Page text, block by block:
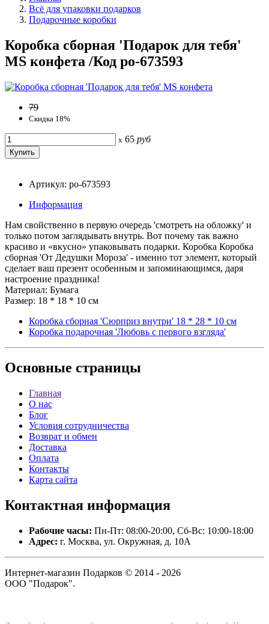
Всё для упаковки подарков
Подарочные коробки
Коробка сборная 'Подарок для тебя'
MS конфета /Код po-673593
79
Скидка 18%
x 65 руб
Артикул: po-673593
Информация
Нам свойственно в первую очередь 'смотреть на обложку' и
только потом заглядывать внутрь. Вот почему так важно
красиво и «вкусно» упаковывать подарки. Коробка Коробка
сборная 'От Дедушки Мороза' - именно тот элемент, который
сделает ваш презент особенным и запоминающимся, даря
настроение праздника!
Материал: Бумага
Размер: 18 * 18 * 10 см
Коробка сборная 'Сюрприз внутри' 18 * 28 * 10 см
Коробка подарочная 'Любовь с первого взгляда'
Основные страницы
Главная
О нас
Блог
Условия сотрудничества
Возврат и обмен
Доставка
Оплата
Контакты
Карта сайта
Контактная информация
Рабочие часы: Пн-Пт: 08:00-20:00, Сб-Вс: 10:00-18:00
Адрес: г. Москва, ул. Окружная, д. 10А
Интернет-магазин Подарков © 2014 - 2026
ООО "Подарок".